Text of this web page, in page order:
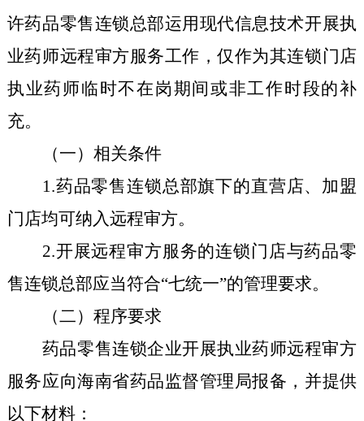
许药品零售连锁总部运用现代信息技术开展执
业药师远程审方服务工作，仅作为其连锁门店
执业药 师临时不在岗期间或非工作时段的补
充。
（一） 相关条件
1.药品零售连锁总部旗下的直营店、加盟
门店均可纳入远程审方。
2.开展远程审方服务的连锁门店与药品零
售连锁总部应当符合“七统一”的管理要求。
（二）程序要求
药品零售连锁企业开展执业药师远程审方
服务应向海南省药品监督管理局报备 ， 并提供
以下材料：